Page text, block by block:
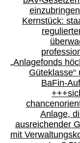
einzubringen
Kernstück:
„Anlagefonds
Güteklasse“
BaFin-
+++
Anlage,
ausreichender
mit